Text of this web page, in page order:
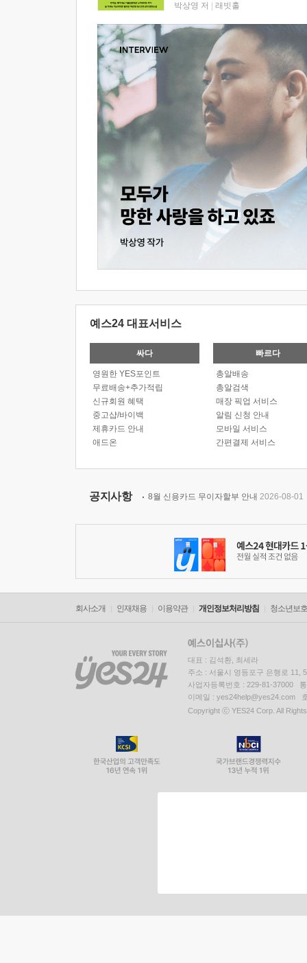
박상영 저 래빗홀
예스24 대표서비스
싸다
영원한 YES포인트
무료배송+추가적립
신규회원 혜택
중고샵/바이백
제휴카드 안내
애드온
빠르다
총알배송
총알검색
매장 픽업 서비스
알림 신청 안내
모바일 서비스
간편결제 서비스
공지사항 8월 신용카드 무이자할부 안내 2026-08-01
회사소개 인재채용 이용약관 개인정보처리방침 청소년보
대표 : 김석환, 최세라
주소 : 서울시 영등포구 은행로 11,
사업자등록번호 : 229-81-37000
이메일 : yes24help@yes24.com
Copyright ⓒ YES24 Corp. All